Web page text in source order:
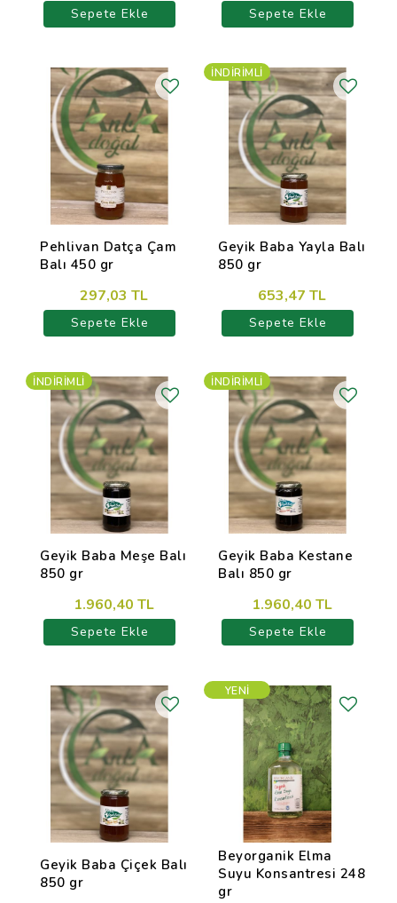
Sepete Ekle Sepete Ekle
Pehlivan Datça Çam
Balı 450 gr
297,03 TL
Sepete Ekle
Geyik Baba Yayla Balı
850 gr
653,47 TL
Sepete Ekle
İNDIRIMLI
Geyik Baba Meşe Balı
850 gr
1.960,40 TL
Sepete Ekle
İNDIRIMLI
Geyik Baba Kestane
Balı 850 gr
1.960,40 TL
Sepete Ekle
İNDIRIMLI
Geyik Baba Çiçek Balı
850 gr
Beyorganik Elma
Suyu Konsantresi 248
gr
YENI